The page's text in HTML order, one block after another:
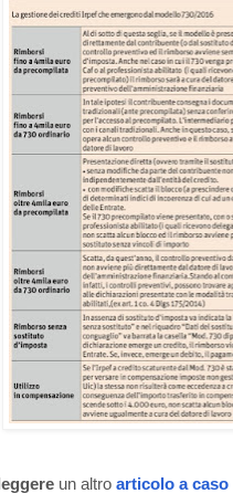
leggere un altro articolo a caso